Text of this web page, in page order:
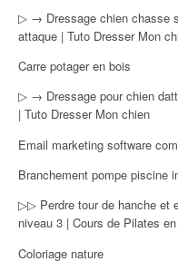
▷ → Dressage chien chasse
attaque | Tuto Dresser Mon
Carre potager en bois
▷ → Dressage pour chien
| Tuto Dresser Mon chien
Email marketing software
Branchement pompe piscine
▷▷ Perdre tour de hanche et
niveau 3 | Cours de Pilates
Coloriage nature